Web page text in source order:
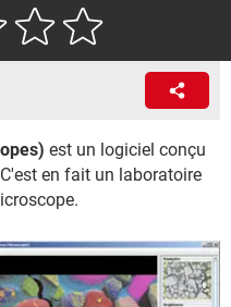
est un logiciel conçu
en fait un laboratoire